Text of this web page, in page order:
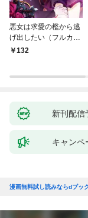
悪女は求愛の檻から逃
げ出したい（フルカラ
ー） 1
132
新刊配信
キャンペ
漫画無料試し読みならdブッ